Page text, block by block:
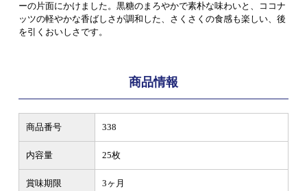
ーの片面にかけました。黒糖のまろやかで素朴な味わいと、ココナ
ッツの軽やかな香ばしさが調和した、さくさくの食感も楽しい、後
を引くおいしさです。
商品情報
商品番号 338
内容量 25枚
賞味期限
3ヶ月